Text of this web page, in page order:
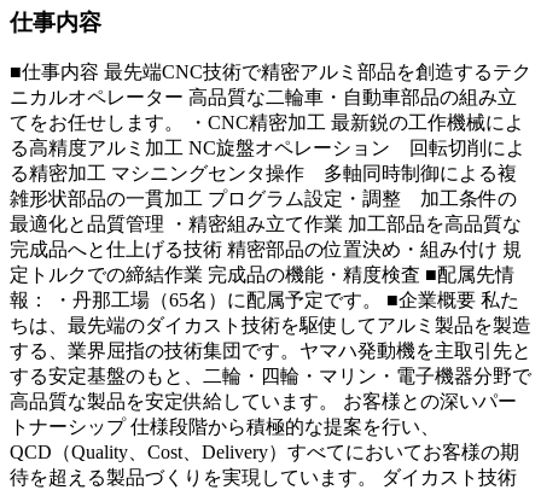
仕事内容
■仕事内容 最先端CNC技術で精密アルミ部品を創造するテク
ニカルオペレーター 高品質な二輪車・自動車部品の組み立
てをお任せします。 ・CNC精密加工 最新鋭の工作機械によ
る高精度アルミ加工 NC旋盤オペレーション 回転切削によ
る精密加工 マシニングセンタ操作 多軸同時制御による複
雑形状部品の一貫加工 プログラム設定・調整 加工条件の
最適化と品質管理 ・精密組み立て作業 加工部品を高品質な
完成品へと仕上げる技術 精密部品の位置決め・組み付け 規
定トルクでの締結作業 完成品の機能・精度検査 ■配属先情
報： ・丹那工場（65名）に配属予定です。 ■企業概要 私た
ちは、最先端のダイカスト技術を駆使してアルミ製品を製造
する、業界屈指の技術集団です。ヤマハ発動機を主取引先と
する安定基盤のもと、二輪・四輪・マリン・電子機器分野で
高品質な製品を安定供給しています。 お客様との深いパー
トナーシップ 仕様段階から積極的な提案を行い、
QCD（Quality、Cost、Delivery）すべてにおいてお客様の期
待を超える製品づくりを実現しています。 ダイカスト技術